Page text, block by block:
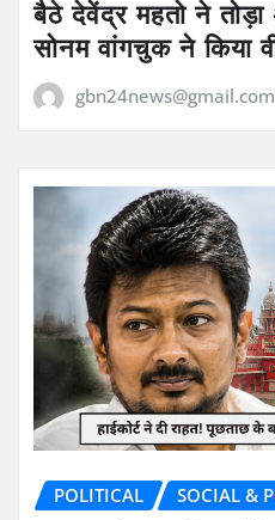
बैठे देवेंद्र महतो ने
सोनम वांगचुक ने किया
gbn24news@gmail.com
POLITICAL SOCIAL &